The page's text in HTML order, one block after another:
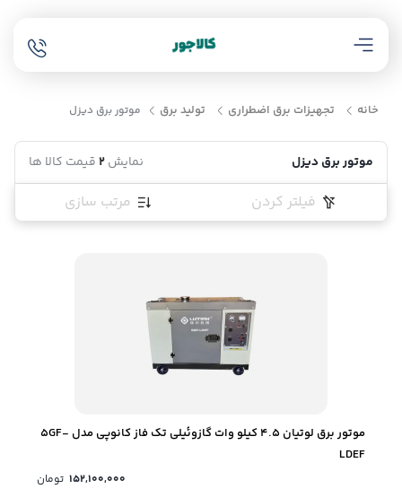
خانه تجهیزات برق اضطراری تولید برق موتور برق دیزل
موتور برق دیزل نمایش2قیمت کالا ها
فیلتر کردن مرتب سازی
موتور برق لوتیان 4.5 کیلو وات گازوئیلی تک فاز کانوپی مدل 5GF-
LDEF
152,100,000 تومان